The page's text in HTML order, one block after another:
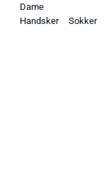
Dame
Handsker
Sokker